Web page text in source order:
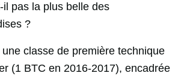
il pas la plus belle des
?
classe de première technique
(1 BTC en 2016-2017), encadrée